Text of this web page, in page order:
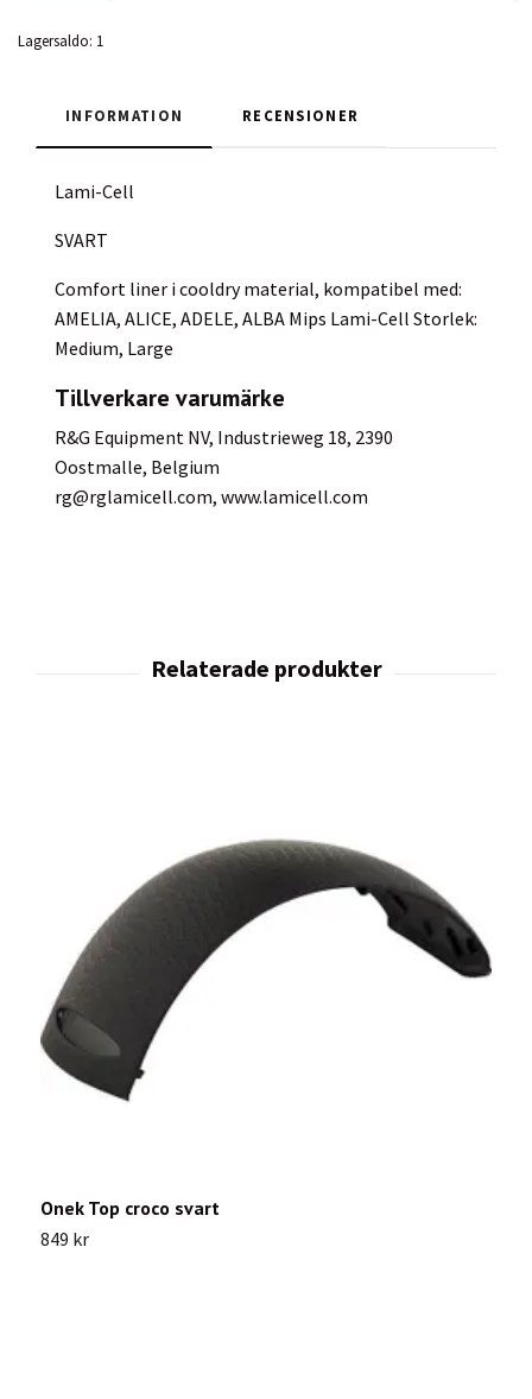
Lagersaldo: 1
INFORMATION RECENSIONER
Lami-Cell
SVART
Comfort liner i cooldry material, kompatibel med:
AMELIA, ALICE, ADELE, ALBA Mips Lami-Cell Storlek:
Medium, Large
Tillverkare varumärke
R&G Equipment NV, Industrieweg 18, 2390
Oostmalle, Belgium
rg@rglamicell.com, www.lamicell.com
Onek Top croco svart
849 kr